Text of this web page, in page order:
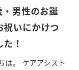
男性のお誕
祝いにかけつ
！
は。 ケアアシスト